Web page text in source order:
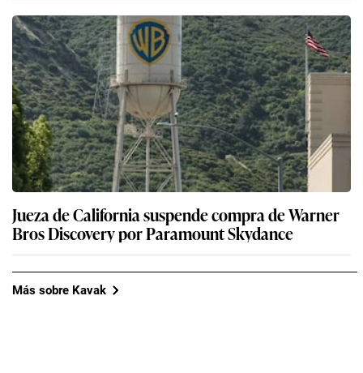
Jueza de California suspende compra de Warner
Bros Discovery por Paramount Skydance
Más sobre Kavak